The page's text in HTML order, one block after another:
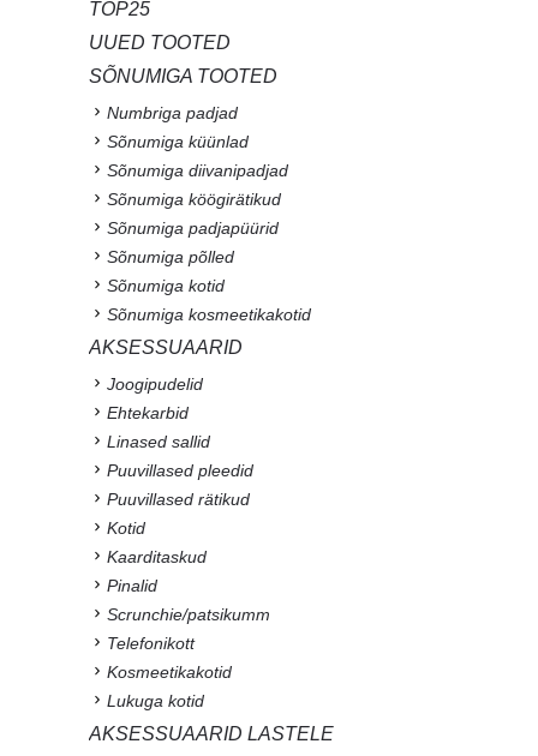
TOP25
UUED TOOTED
SÕNUMIGA TOOTED
Numbriga padjad
Sõnumiga küünlad
Sõnumiga diivanipadjad
Sõnumiga köögirätikud
Sõnumiga padjapüürid
Sõnumiga põlled
Sõnumiga kotid
Sõnumiga kosmeetikakotid
AKSESSUAARID
Joogipudelid
Ehtekarbid
Linased sallid
Puuvillased pleedid
Puuvillased rätikud
Kotid
Kaarditaskud
Pinalid
Scrunchie/patsikumm
Telefonikott
Kosmeetikakotid
Lukuga kotid
AKSESSUAARID LASTELE